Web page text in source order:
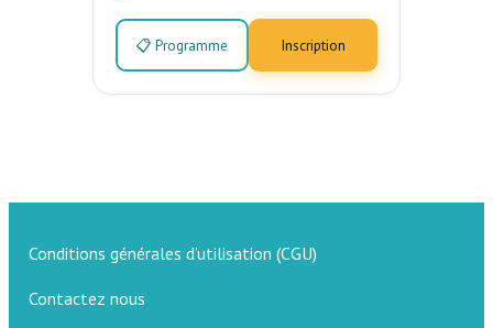
📋 Programme Inscription
Conditions générales d’utilisation (CGU)
Contactez nous